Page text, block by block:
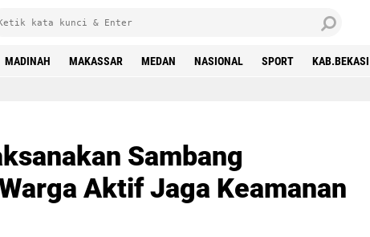
MADINAH MAKASSAR MEDAN NASIONAL SPORT KAB.BEKASI
Sambang
Aktif Jaga Keamanan